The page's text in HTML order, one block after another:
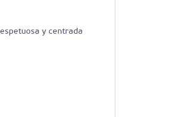
y centrada